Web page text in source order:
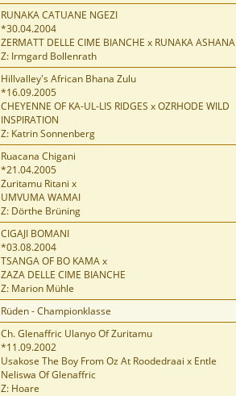
RUNAKA CATUANE NGEZI
*30.04.2004
ZERMATT DELLE CIME BIANCHE x RUNAKA ASHANA
Z: Irmgard Bollenrath
Hillvalley's African Bhana Zulu
*16.09.2005
CHEYENNE OF KA-UL-LIS RIDGES x OZRHODE WILD
INSPIRATION
Z: Katrin Sonnenberg
Ruacana Chigani
*21.04.2005
Zuritamu Ritani x
UMVUMA WAMAI
Z: Dörthe Brüning
CIGAJI BOMANI
*03.08.2004
TSANGA OF BO KAMA x
ZAZA DELLE CIME BIANCHE
Z: Marion Mühle
Rüden - Championklasse
Ch. Glenaffric Ulanyo Of Zuritamu
*11.09.2002
Usakose The Boy From Oz At Roodedraai x Entle
Neliswa Of Glenaffric
Z: Hoare